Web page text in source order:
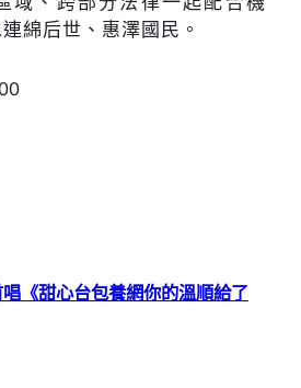
綿后世、惠澤國民。
《甜心台包養網你的溫順給了